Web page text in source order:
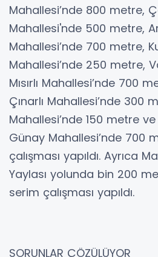
Mahallesi’nde 800 metre,
Mahallesi'nde 500 metre,
Mahallesi’nde 700 metre,
Mahallesi’nde 250 metre,
Mısırlı Mahallesi’nde 700
Çınarlı Mahallesi’nde 300
Mahallesi’nde 150 metre
Günay Mahallesi’nde 700
çalışması yapıldı. Ayrıca
Yaylası yolunda bin 200
serim çalışması yapıldı.
SORUNLAR ÇÖZÜLÜYOR